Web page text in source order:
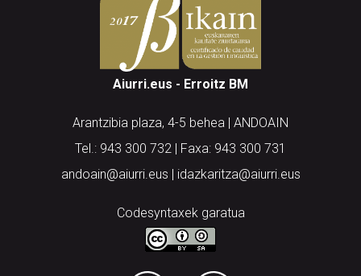
Aiurri.eus - Erroitz BM
Arantzibia plaza, 4-5 behea | ANDOAIN
Tel.: 943 300 732 | Faxa: 943 300 731
andoain@aiurri.eus | idazkaritza@aiurri.eus
Codesyntaxek garatua